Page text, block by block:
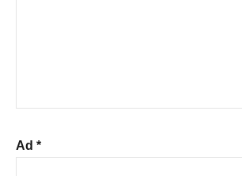
Ad *